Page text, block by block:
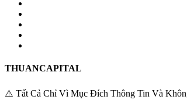
THUANCAPITAL
⚠️ Tất Cả Chỉ Vì Mục Đích Thông Tin Và